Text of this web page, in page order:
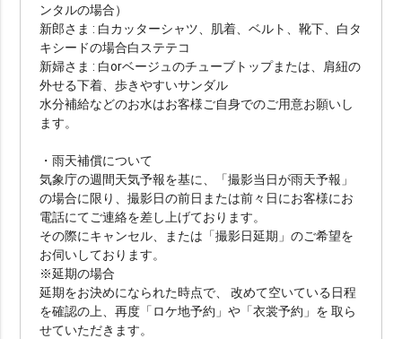
ンタルの場合）
新郎さま : 白カッターシャツ、肌着、ベルト、靴下、白タ
キシードの場合白ステテコ
新婦さま : 白orベージュのチューブトップまたは、肩紐の
外せる下着、歩きやすいサンダル
水分補給などのお水はお客様ご自身でのご用意お願いし
ます。
・雨天補償について
気象庁の週間天気予報を基に、「撮影当日が雨天予報」
の場合に限り、撮影日の前日または前々日にお客様にお
電話にてご連絡を差し上げております。
その際にキャンセル、または「撮影日延期」のご希望を
お伺いしております。
※延期の場合
延期をお決めになられた時点で、 改めて空いている日程
を確認の上、再度「ロケ地予約」や「衣裳予約」を 取ら
せていただきます。
オプションで選ぶ
ドローン ムービー アルバム 宿泊付き
衣装2着目
その他（限定や割引）で選ぶ
ainowa限定
検索する